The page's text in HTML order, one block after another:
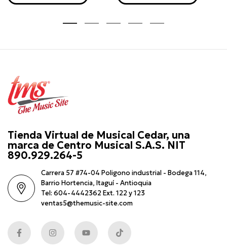
Tienda Virtual de Musical Cedar, una
marca de Centro Musical S.A.S. NIT
890.929.264-5
Carrera 57 #74-04 Poligono industrial - Bodega 114,
Barrio Hortencia, Itaguí - Antioquia
Tel: 604-4442362 Ext. 122 y 123
ventas5@themusic-site.com